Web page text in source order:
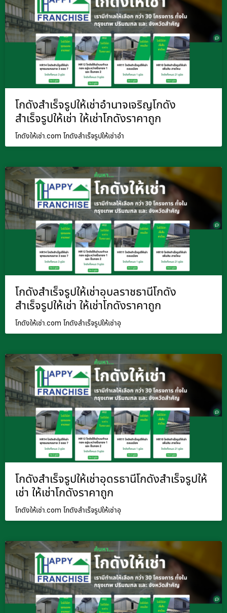
โกดังสำเร็จรูปให้เช่าอำนาจเจริญโกดัง
สำเร็จรูปให้เช่า ให้เช่าโกดังราคาถูก
โกดังให้เช่า.com โกดังสำเร็จรูปให้เช่าอำ
โกดังสำเร็จรูปให้เช่าอุบลราชธานีโกดัง
สำเร็จรูปให้เช่า ให้เช่าโกดังราคาถูก
โกดังให้เช่า.com โกดังสำเร็จรูปให้เช่าอุ
โกดังสำเร็จรูปให้เช่าอุดรธานีโกดังสำเร็จรูปให้
เช่า ให้เช่าโกดังราคาถูก
โกดังให้เช่า.com โกดังสำเร็จรูปให้เช่าอุ